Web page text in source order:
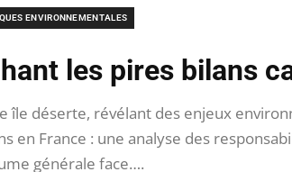
ENVIRONNEMENTALES
les pires bilans
île déserte, révélant des enjeux
en France : une analyse des
générale face….